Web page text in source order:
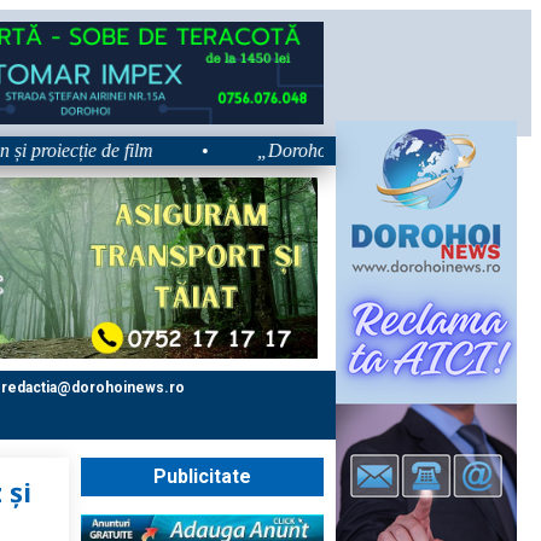
de film • „Dorohoiul, în Sărbătoare!” – trei zile
redactia@dorohoinews.ro
și
Publicitate